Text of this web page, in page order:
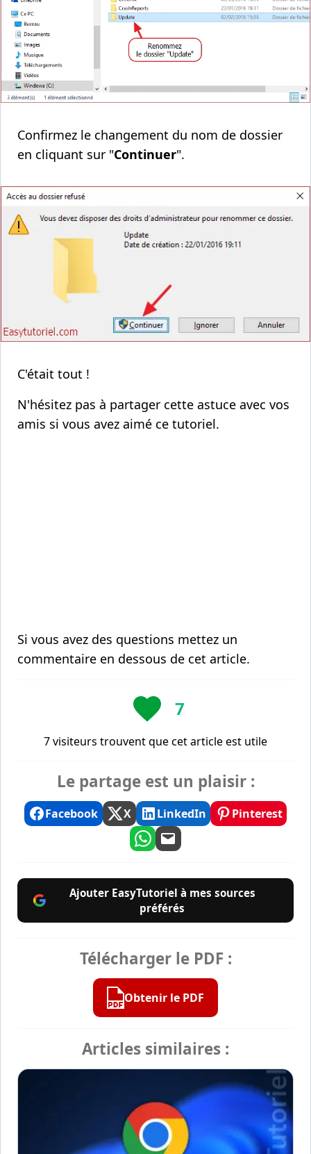
Confirmez le changement du nom de dossier
en cliquant sur "Continuer".
C'était tout !
N'hésitez pas à partager cette astuce avec vos
amis si vous avez aimé ce tutoriel.
Si vous avez des questions mettez un
commentaire en dessous de cet article.
7
7 visiteurs trouvent que cet article est utile
Le partage est un plaisir :
Facebook X LinkedIn Pinterest
Ajouter EasyTutoriel à mes sources
préférés
Télécharger le PDF :
Obtenir le PDF
Articles similaires :